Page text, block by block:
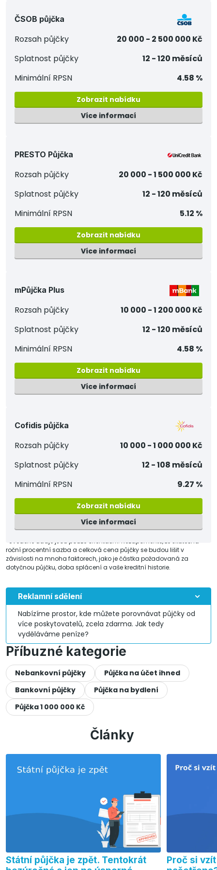
ČSOB půjčka
Rozsah půjčky
20 000 - 2 500 000 Kč
Splatnost půjčky
12 - 120 měsíců
Minimální RPSN
4.58 %
Zobrazit nabídku
Více informací
PRESTO Půjčka
Rozsah půjčky
20 000 - 1 500 000 Kč
Splatnost půjčky
12 - 120 měsíců
Minimální RPSN
5.12 %
Zobrazit nabídku
Více informací
mPůjčka Plus
Rozsah půjčky
10 000 - 1 200 000 Kč
Splatnost půjčky
12 - 120 měsíců
Minimální RPSN
4.58 %
Zobrazit nabídku
Více informací
Cofidis půjčka
Rozsah půjčky
10 000 - 1 000 000 Kč
Splatnost půjčky
12 - 108 měsíců
Minimální RPSN
9.27 %
Zobrazit nabídku
Více informací
*Uvedené údaje jsou pouze orientační. Nezapomeňte, že skutečná
roční procentní sazba a celková cena půjčky se budou lišit v
závislosti na mnoha faktorech, jako je částka požadovaná za
dotyčnou půjčku, doba splácení a vaše kreditní historie.
Reklamní sdělení
Nabízíme prostor, kde můžete porovnávat půjčky od
více poskytovatelů, zcela zdarma. Jak tedy
vyděláváme peníze?
Příbuzné kategorie
Nebankovní půjčky
Půjčka na účet ihned
Bankovní půjčky
Půjčka na bydlení
Půjčka 1 000 000 Kč
Články
Státní půjčka je zpět. Tentokrát
Proč si